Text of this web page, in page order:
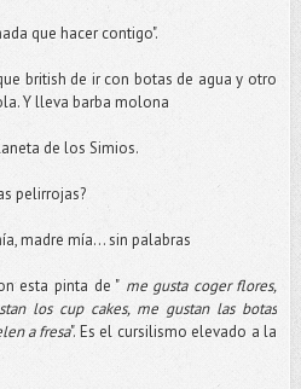
que hacer contigo".
british de ir con botas de agua y otro
Y lleva barba molona
de los Simios.
pelirrojas?
madre mía... sin palabras
esta pinta de " me gusta coger flores,
los cup cakes, me gustan las botas
a fresa". Es el cursilismo elevado a la